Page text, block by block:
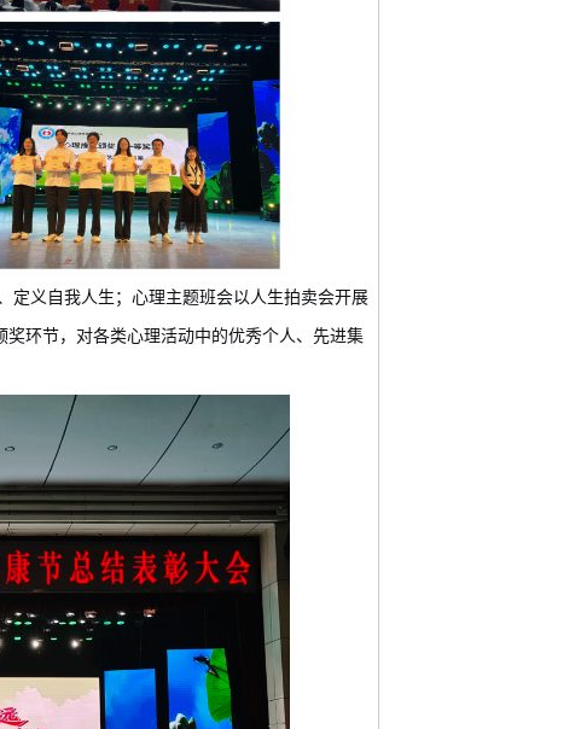
定义自我人生；心理主题班会以人生拍卖会开展
奖环节，对各类心理活动中的优秀个人、先进集